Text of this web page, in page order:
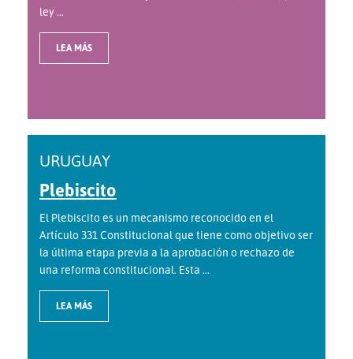
ley ...
LEA MÁS
URUGUAY
Plebiscito
El Plebiscito es un mecanismo reconocido en el
Artículo 331 Constitucional que tiene como objetivo ser
la última etapa previa a la aprobación o rechazo de
una reforma constitucional. Esta ...
LEA MÁS